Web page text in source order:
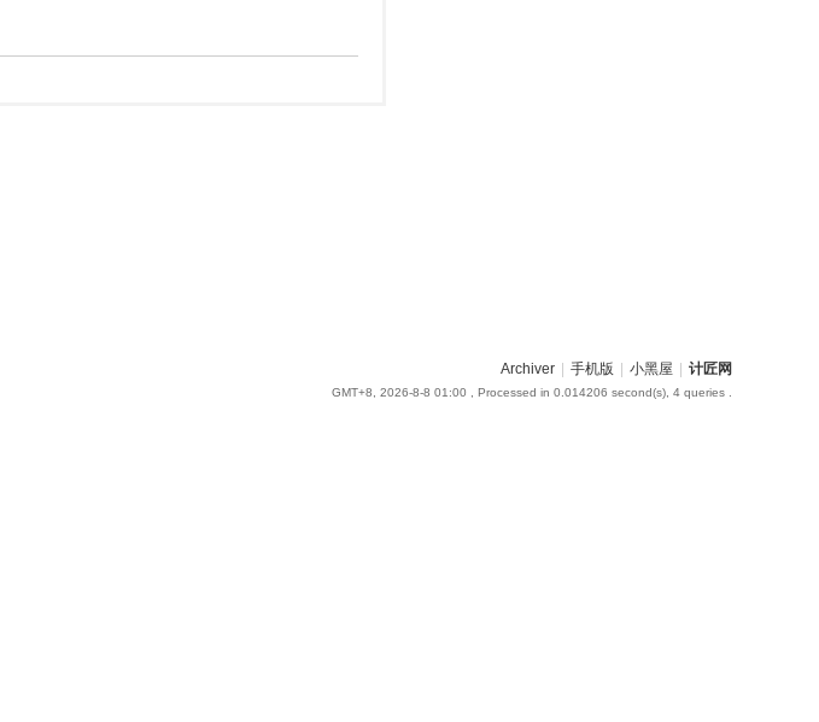
Archiver 手机版 小黑屋 计匠网
GMT+8, 2026-8-8 01:00 , Processed in 0.014206 second(s), 4 queries .